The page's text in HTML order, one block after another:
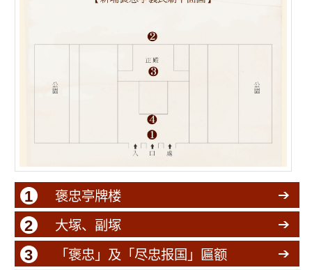
1 褒忠亭牌楼
2 大塚、副塚
3 「褒忠」及「尽忠报国」匾额